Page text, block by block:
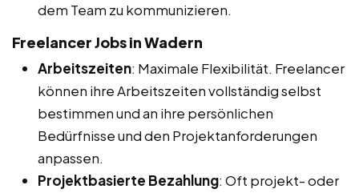
dem Team zu kommunizieren.
Freelancer Jobs in Wadern
Arbeitszeiten: Maximale Flexibilität. Freelancer
können ihre Arbeitszeiten vollständig selbst
bestimmen und an ihre persönlichen
Bedürfnisse und den Projektanforderungen
anpassen.
Projektbasierte Bezahlung: Oft projekt- oder